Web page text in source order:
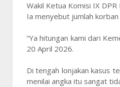
Wakil Ketua Komisi IX
Ia menyebut jumlah
“Ya hitungan kami dari
20 April 2026.
Di tengah lonjakan kasus
menilai angka itu sangat